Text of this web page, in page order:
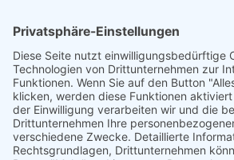
die Sprachheimat und vieles mehr.
Weiterlesen